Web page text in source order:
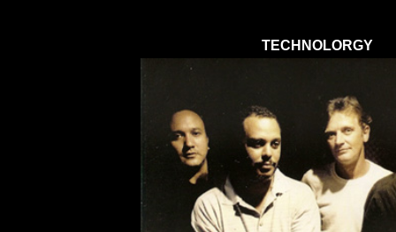
TECHNOLORGY